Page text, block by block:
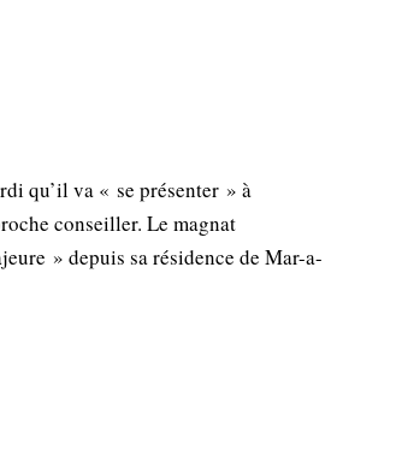
qu’il va « se présenter » à
conseiller. Le magnat
» depuis sa résidence de Mar-a-